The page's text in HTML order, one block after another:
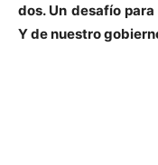
dos. Un desafío
Y de nuestro